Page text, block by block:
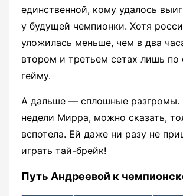
единственной, кому удалось
у будущей чемпионки. Хотя
уложилась меньше, чем в два
втором и третьем сетах лишь по
гейму.
А дальше — сплошные разгромы.
недели Мирра, можно сказать,
вспотела. Ей даже ни разу не
играть тай-брейк!
Путь Андреевой к